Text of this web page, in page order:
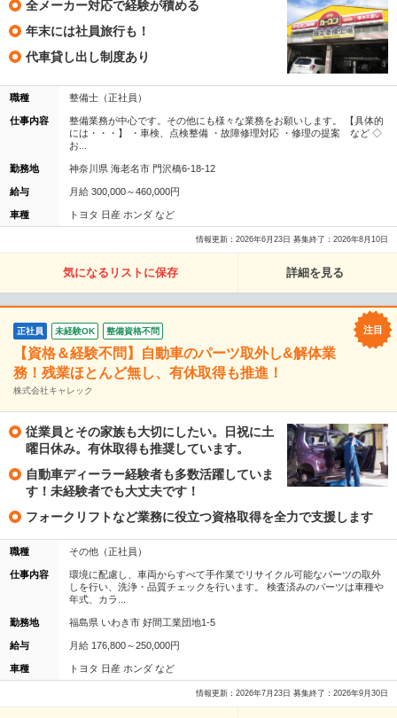
全メーカー対応で経験が積める
年末には社員旅行も！
代車貸し出し制度あり
職種 整備士（正社員）
仕事内容
整備業務が中心です。その他にも様々な業務をお願いします。 【具体的
には・・・】 ・車検、点検整備 ・故障修理対応 ・修理の提案 など ◇
お...
勤務地 神奈川県 海老名市 門沢橋6-18-12
給与 月給 300,000～460,000円
車種 トヨタ 日産 ホンダ など
情報更新：2026年6月23日 募集終了：2026年8月10日
気になるリストに保存 詳細を見る
正社員 未経験OK 整備資格不問
【資格＆経験不問】自動車のパーツ取外し&解体業
務！残業ほとんど無し、有休取得も推進！
株式会社キャレック
従業員とその家族も大切にしたい。日祝に土
曜日休み。有休取得も推奨しています。
自動車ディーラー経験者も多数活躍していま
す！未経験者でも大丈夫です！
フォークリフトなど業務に役立つ資格取得を全力で支援します
職種 その他（正社員）
仕事内容
環境に配慮し、車両からすべて手作業でリサイクル可能なパーツの取外
しを行い、洗浄・品質チェックを行います。 検査済みのパーツは車種や
年式、カラ...
勤務地 福島県 いわき市 好間工業団地1-5
給与 月給 176,800～250,000円
車種 トヨタ 日産 ホンダ など
情報更新：2026年7月23日 募集終了：2026年9月30日